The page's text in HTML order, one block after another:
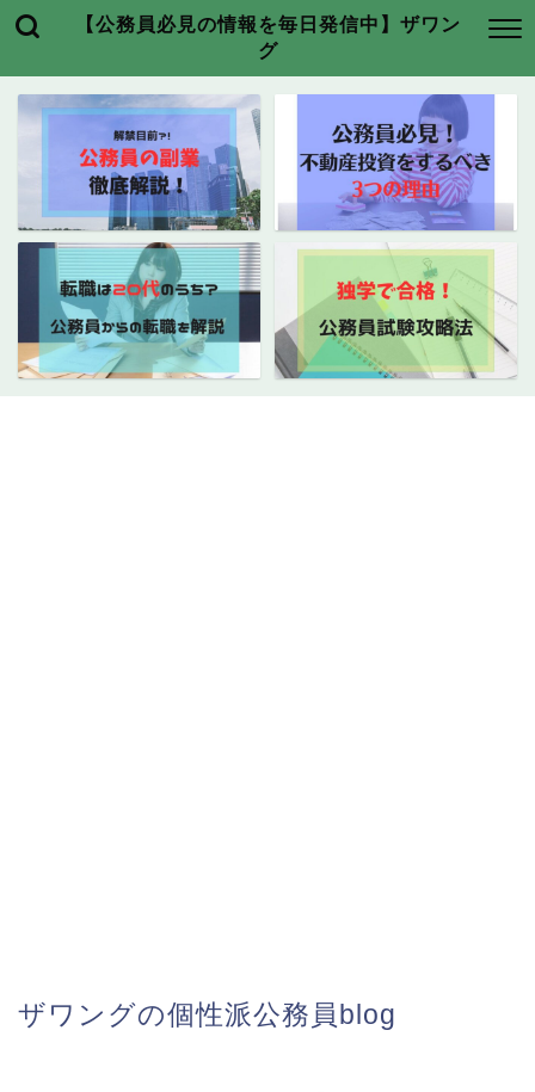
【公務員必見の情報を毎日発信中】ザワン
グ
ザワングの個性派公務員blog